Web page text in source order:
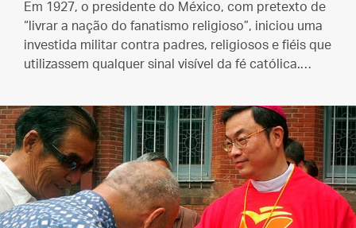
Em 1927, o presidente do México, com pretexto de
“livrar a nação do fanatismo religioso”, iniciou uma
investida militar contra padres, religiosos e fiéis que
utilizassem qualquer sinal visível da fé católica.
del Río.